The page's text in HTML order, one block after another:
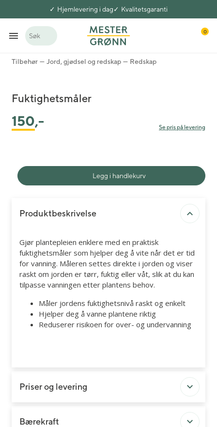
Hjemlevering i dag Kvalitetsgaranti
Søk
0
Tilbehør Jord, gjødsel og redskap Redskap
Fuktighetsmåler
150,- Se pris på levering
Legg i handlekurv
Produktbeskrivelse
Gjør plantepleien enklere med en praktisk
fuktighetsmåler som hjelper deg å vite når det er tid
for vanning. Måleren settes direkte i jorden og viser
raskt om jorden er tørr, fuktig eller våt, slik at du kan
tilpasse vanningen etter plantens behov.
Måler jordens fuktighetsnivå raskt og enkelt
Hjelper deg å vanne plantene riktig
Reduserer risikoen for over- og undervanning
Priser og levering
Bærekraft